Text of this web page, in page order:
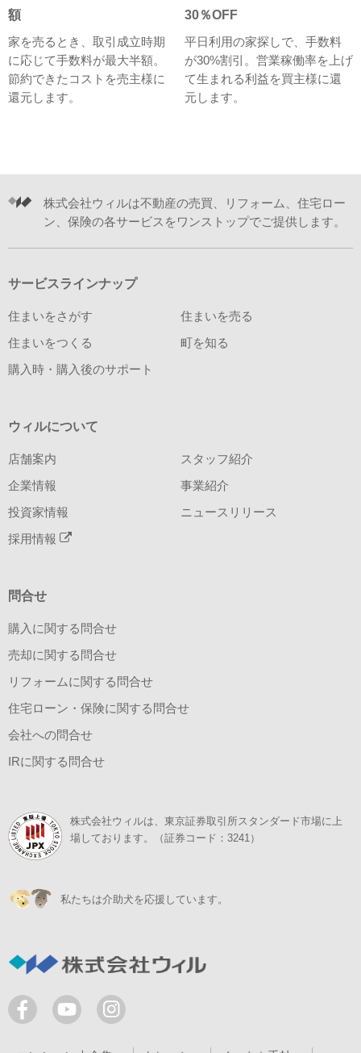
額
家を売るとき、取引成立時期
に応じて手数料が最大半額。
節約できたコストを売主様に
還元します。
30％OFF
平日利用の家探しで、手数料
が30%割引。営業稼働率を上げ
て生まれる利益を買主様に還
元します。
株式会社ウィルは不動産の売買、リフォーム、住宅ロー
ン、保険の各サービスをワンストップでご提供します。
サービスラインナップ
住まいをさがす 住まいを売る
住まいをつくる 町を知る
購入時・購入後のサポート
ウィルについて
店舗案内 スタッフ紹介
企業情報 事業紹介
投資家情報 ニュースリリース
採用情報
問合せ
購入に関する問合せ
売却に関する問合せ
リフォームに関する問合せ
住宅ローン・保険に関する問合せ
会社への問合せ
IRに関する問合せ
株式会社ウィルは、東京証券取引所スタンダード市場に上
場しております。（証券コード：3241）
私たちは介助犬を応援しています。